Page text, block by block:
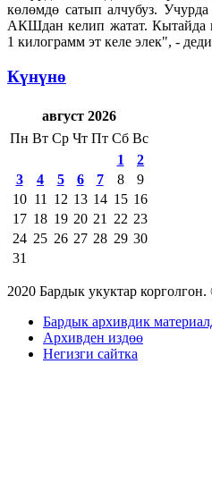
көлөмдө сатып алчубуз.
АКШдан келип жатат. Кытайда
1 килограмм эт келе элек", -
Күнүнө
август 2026
Пн Вт Ср Чт Пт Сб Вс
1
2
3
4 5 6 7 8
9
10 11 12 13 14 15 16
17 18 19 20 21 22 23
24 25 26 27 28 29 30
31
2020 Бардык укуктар
Бардык архивдик
Архивден издөө
Негизги сайтка